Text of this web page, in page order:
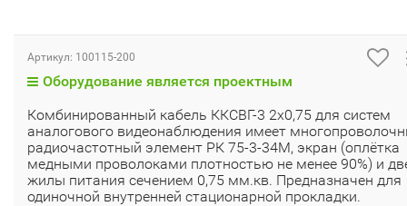
Артикул: 100115-200
Оборудование является проектным
Комбинированный кабель ККСВГ-3 2х0,75 для систем
аналогового видеонаблюдения имеет
радиочастотный элемент РК 75-3-34М, экран (оплётка
медными проволоками плотностью не менее 90%) и
жилы питания сечением 0,75 мм.кв. Предназначен для
одиночной внутренней стационарной прокладки.